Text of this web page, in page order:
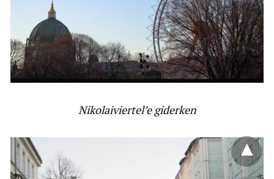
Nikolaiviertel’e giderken